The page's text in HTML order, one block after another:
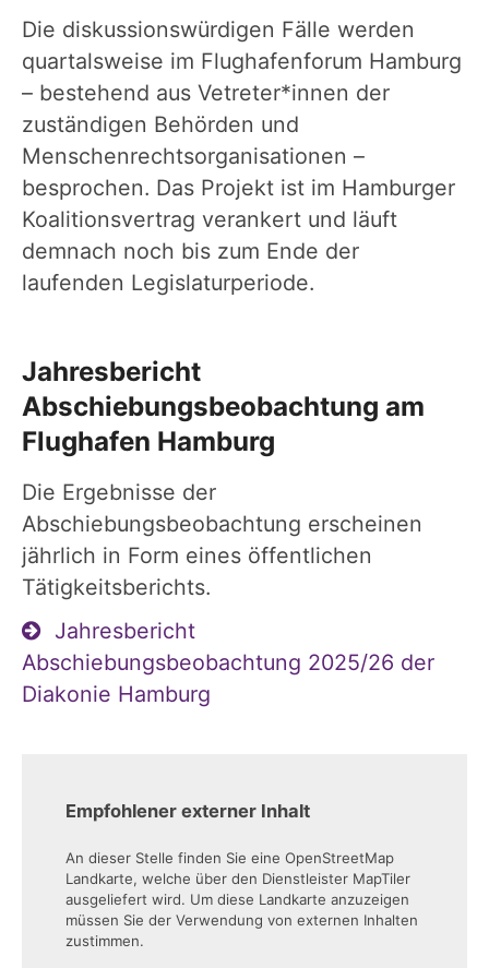
Die diskussionswürdigen Fälle werden
quartalsweise im Flughafenforum Hamburg
– bestehend aus Vetreter*innen der
zuständigen Behörden und
Menschenrechtsorganisationen –
besprochen. Das Projekt ist im Hamburger
Koalitionsvertrag verankert und läuft
demnach noch bis zum Ende der
laufenden Legislaturperiode.
Jahresbericht
Abschiebungsbeobachtung am
Flughafen Hamburg
Die Ergebnisse der
Abschiebungsbeobachtung erscheinen
jährlich in Form eines öffentlichen
Tätigkeitsberichts.
Jahresbericht
Abschiebungsbeobachtung 2025/26 der
Diakonie Hamburg
Empfohlener externer Inhalt
An dieser Stelle finden Sie eine OpenStreetMap
Landkarte, welche über den Dienstleister MapTiler
ausgeliefert wird. Um diese Landkarte anzuzeigen
müssen Sie der Verwendung von externen Inhalten
zustimmen.